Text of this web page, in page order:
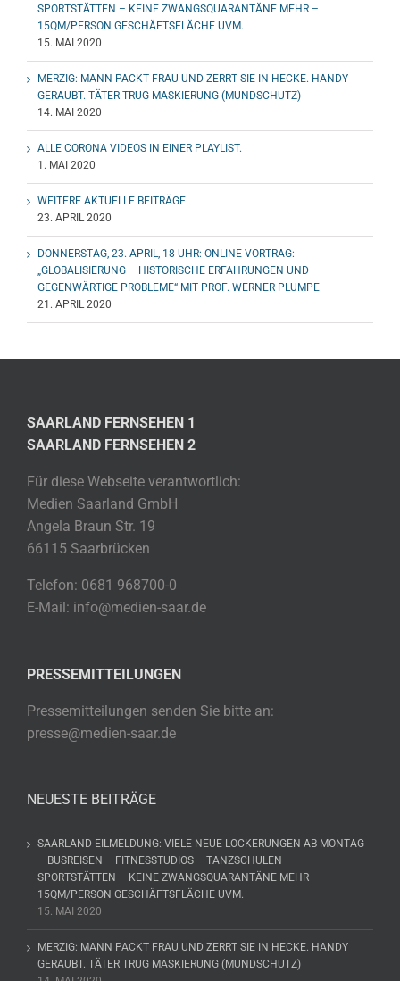
SPORTSTÄTTEN – KEINE ZWANGSQUARANTÄNE MEHR –
15QM/PERSON GESCHÄFTSFLÄCHE UVM.
15. MAI 2020
MERZIG: MANN PACKT FRAU UND ZERRT SIE IN HECKE. HANDY
GERAUBT. TÄTER TRUG MASKIERUNG (MUNDSCHUTZ)
14. MAI 2020
ALLE CORONA VIDEOS IN EINER PLAYLIST.
1. MAI 2020
WEITERE AKTUELLE BEITRÄGE
23. APRIL 2020
DONNERSTAG, 23. APRIL, 18 UHR: ONLINE-VORTRAG:
„GLOBALISIERUNG – HISTORISCHE ERFAHRUNGEN UND
GEGENWÄRTIGE PROBLEME“ MIT PROF. WERNER PLUMPE
21. APRIL 2020
SAARLAND FERNSEHEN 1
SAARLAND FERNSEHEN 2
Für diese Webseite verantwortlich:
Medien Saarland GmbH
Angela Braun Str. 19
66115 Saarbrücken
Telefon: 0681 968700-0
E-Mail: info@medien-saar.de
PRESSEMITTEILUNGEN
Pressemitteilungen senden Sie bitte an:
presse@medien-saar.de
NEUESTE BEITRÄGE
SAARLAND EILMELDUNG: VIELE NEUE LOCKERUNGEN AB MONTAG
– BUSREISEN – FITNESSTUDIOS – TANZSCHULEN –
SPORTSTÄTTEN – KEINE ZWANGSQUARANTÄNE MEHR –
15QM/PERSON GESCHÄFTSFLÄCHE UVM.
15. MAI 2020
MERZIG: MANN PACKT FRAU UND ZERRT SIE IN HECKE. HANDY
GERAUBT. TÄTER TRUG MASKIERUNG (MUNDSCHUTZ)